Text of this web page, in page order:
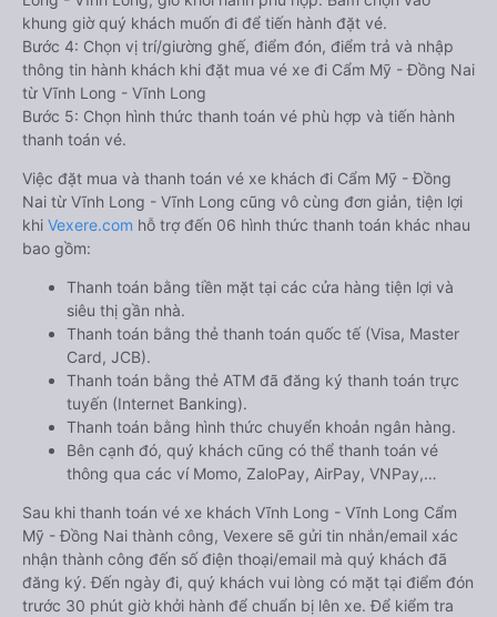
khung giờ quý khách muốn đi để tiến hành đặt vé.
Bước 4: Chọn vị trí/giường ghế, điểm đón, điểm trả và nhập
thông tin hành khách khi đặt mua vé xe đi Cẩm Mỹ - Đồng Nai
từ Vĩnh Long - Vĩnh Long
Bước 5: Chọn hình thức thanh toán vé phù hợp và tiến hành
thanh toán vé.
Việc đặt mua và thanh toán vé xe khách đi Cẩm Mỹ - Đồng
Nai từ Vĩnh Long - Vĩnh Long cũng vô cùng đơn giản, tiện lợi
khi Vexere.com hỗ trợ đến 06 hình thức thanh toán khác nhau
bao gồm:
Thanh toán bằng tiền mặt tại các cửa hàng tiện lợi và
siêu thị gần nhà.
Thanh toán bằng thẻ thanh toán quốc tế (Visa, Master
Card, JCB).
Thanh toán bằng thẻ ATM đã đăng ký thanh toán trực
tuyến (Internet Banking).
Thanh toán bằng hình thức chuyển khoản ngân hàng.
Bên cạnh đó, quý khách cũng có thể thanh toán vé
thông qua các ví Momo, ZaloPay, AirPay, VNPay,…
Sau khi thanh toán vé xe khách Vĩnh Long - Vĩnh Long Cẩm
Mỹ - Đồng Nai thành công, Vexere sẽ gửi tin nhắn/email xác
nhận thành công đến số điện thoại/email mà quý khách đã
đăng ký. Đến ngày đi, quý khách vui lòng có mặt tại điểm đón
trước 30 phút giờ khởi hành để chuẩn bị lên xe. Để kiểm tra